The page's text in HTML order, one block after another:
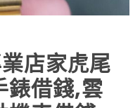
店家虎尾
錶借錢,雲